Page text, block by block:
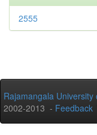
2555
Rajamangala
2002-2013 - Feedback